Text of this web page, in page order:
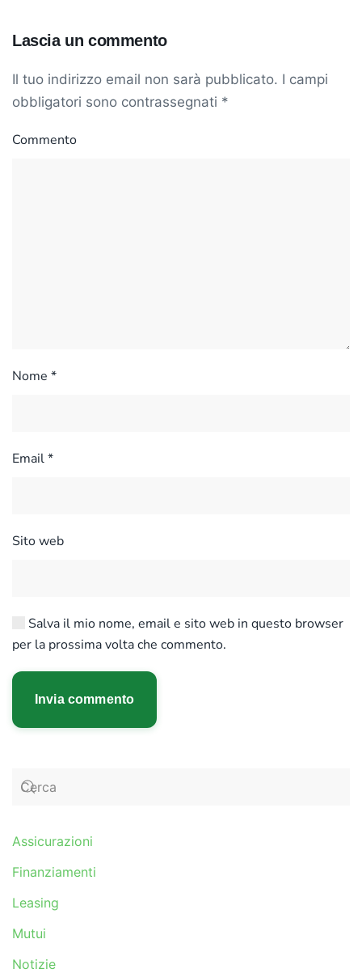
Lascia un commento
Il tuo indirizzo email non sarà pubblicato. I campi
obbligatori sono contrassegnati *
Commento
Nome *
Email*
Sito web
Salva il mio nome, email e sito web in questo browser
per la prossima volta che commento.
Invia commento
Assicurazioni
Finanziamenti
Leasing
Mutui
Notizie